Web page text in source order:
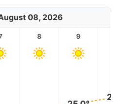
08, 2026
8 9